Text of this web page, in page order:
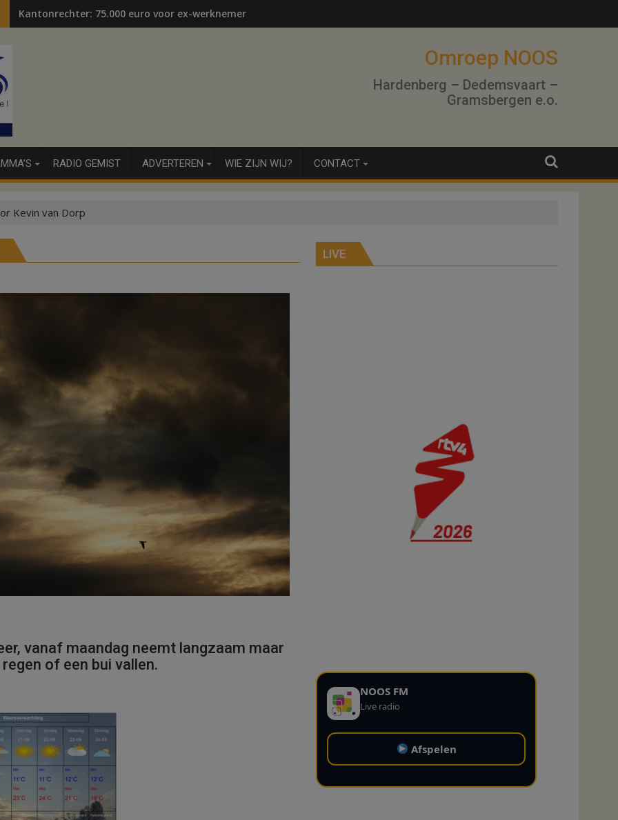
Kantonrechter: 75.000 euro voor ex-werknemers
Omroep NOOS
Hardenberg – Dedemsvaart –
Gramsbergen e.o.
RADIO GEMIST ADVERTEREN WIE ZIJN WIJ? CONTACT
Kevin van Dorp
vanaf maandag neemt langzaam maar
of een bui vallen.
LIVE
NOOS FM
Live radio
Afspelen